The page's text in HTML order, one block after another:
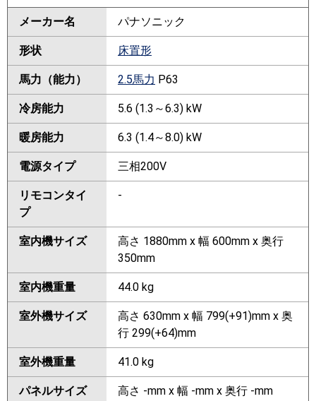
メーカー名 パナソニック
形状 床置形
馬力（能力） 2.5馬力 P63
冷房能力 5.6 (1.3～6.3) kW
暖房能力 6.3 (1.4～8.0) kW
電源タイプ 三相200V
リモコンタイ
プ
-
室内機サイズ
高さ 1880mm x 幅 600mm x 奥行
350mm
室内機重量 44.0 kg
室外機サイズ
高さ 630mm x 幅 799(+91)mm x 奥
行 299(+64)mm
室外機重量 41.0 kg
パネルサイズ 高さ -mm x 幅 -mm x 奥行 -mm